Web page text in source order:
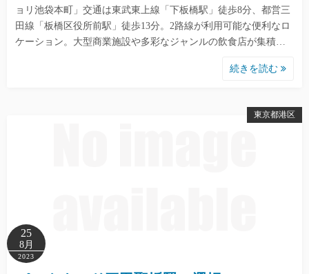
ョリ池袋本町」交通は東武東上線「下板橋駅」徒歩8分、都営三
田線「板橋区役所前駅」徒歩13分。2路線が利用可能な便利なロ
ケーション。大型商業施設や多彩なジャンルの飲食店が集積…
続きを読む
東京都港区
25
8月
2023